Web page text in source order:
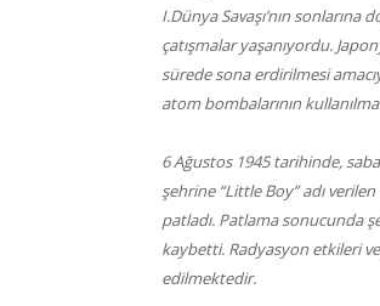
I.Dünya Savaşı’nın
çatışmalar yaşanıyordu.
sürede sona erdirilmesi
atom bombalarının
6 Ağustos 1945 tarihinde,
şehrine “Little Boy” adı
patladı. Patlama sonucunda
kaybetti. Radyasyon etkileri
edilmektedir.